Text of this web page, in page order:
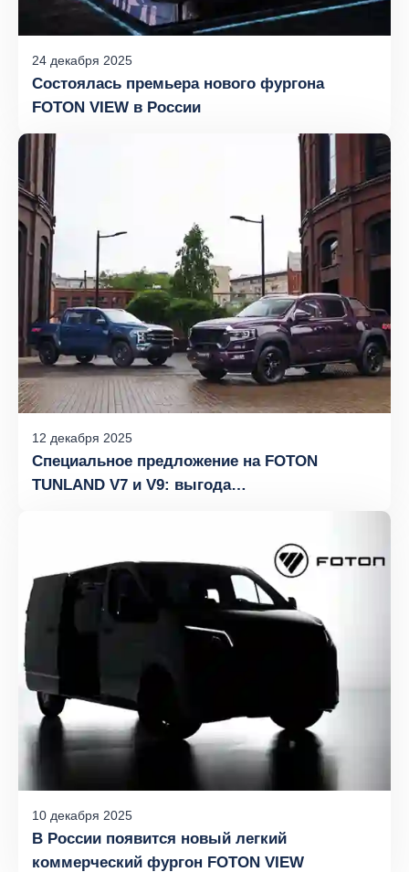
24 декабря 2025
Состоялась премьера нового фургона
FOTON VIEW в России
12 декабря 2025
Специальное предложение на FOTON
TUNLAND V7 и V9: выгода
10 декабря 2025
В России появится новый легкий
коммерческий фургон FOTON VIEW